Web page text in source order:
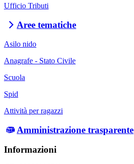
Ufficio Tributi
Aree tematiche
Asilo nido
Anagrafe - Stato Civile
Scuola
Spid
Attività per ragazzi
Amministrazione trasparente
Informazioni